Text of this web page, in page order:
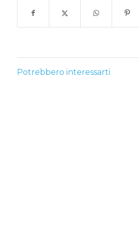
Potrebbero interessarti